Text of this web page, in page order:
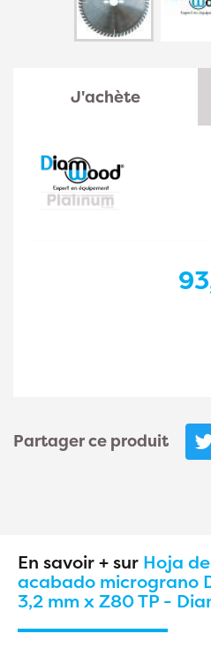
J'achète
Partager ce produit
En savoir + sur Hoja
acabado micrograno
3,2 mm x Z80 TP -